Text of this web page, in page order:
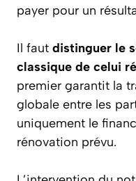
payer pour un
Il faut distinguer le
classique de celui
premier garantit la
globale entre les
uniquement le
rénovation prévu.